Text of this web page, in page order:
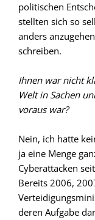
politischen
stellten sich so
anders
schreiben.
Ihnen war nicht
Welt in Sachen
voraus war?
Nein, ich hatte
ja eine Menge
Cyberattacken
Bereits 2006,
deren Aufgabe